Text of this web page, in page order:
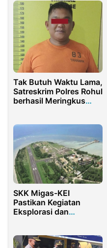
Tak Butuh Waktu Lama,
Satreskrim Polres Rohul
berhasil Meringkus
SKK Migas-KEI
Pastikan Kegiatan
Eksplorasi dan